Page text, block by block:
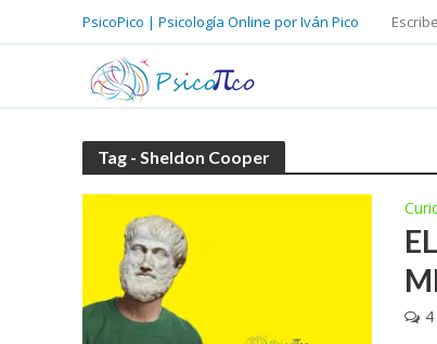
PsicoPico | Psicología Online por Iván Pico
Tag - Sheldon Cooper